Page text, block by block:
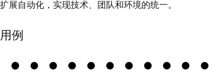
扩展自动化，实现技术、团队和环境的统一。
用例